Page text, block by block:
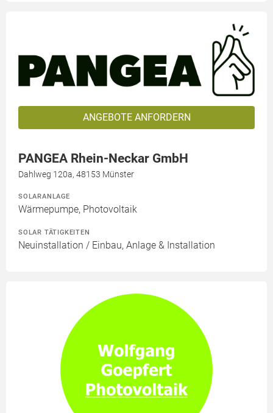
ANGEBOTE ANFORDERN
PANGEA Rhein-Neckar GmbH
Dahlweg 120a, 48153 Münster
SOLARANLAGE
Wärmepumpe, Photovoltaik
SOLAR TÄTIGKEITEN
Neuinstallation / Einbau, Anlage & Installation